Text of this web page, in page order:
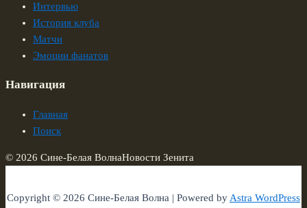
Интервью
История клуба
Матчи
Эмоции фанатов
Навигация
Главная
Поиск
© 2026 Сине-Белая ВолнаНовости Зенита
Copyright © 2026 Сине-Белая Волна | Powered byAstra WordPress